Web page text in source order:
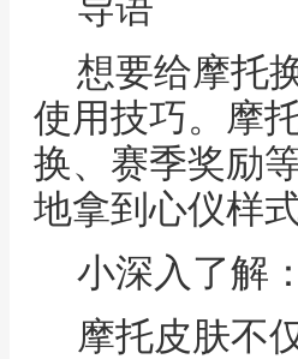
想要给摩托
使用技巧。摩
换、赛季奖励
地拿到心仪样
小深入了解
摩托皮肤不